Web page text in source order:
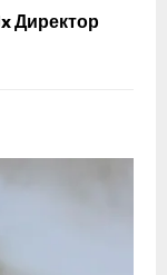
Директор